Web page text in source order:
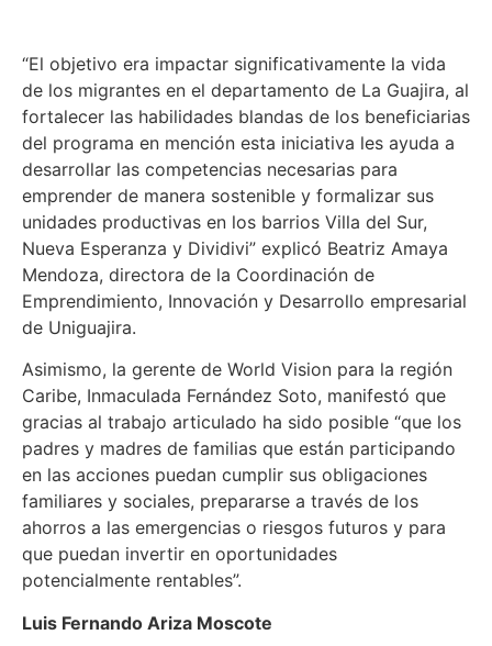
“El objetivo era impactar significativamente la vida
de los migrantes en el departamento de La Guajira, al
fortalecer las habilidades blandas de los beneficiarias
del programa en mención esta iniciativa les ayuda a
desarrollar las competencias necesarias para
emprender de manera sostenible y formalizar sus
unidades productivas en los barrios Villa del Sur,
Nueva Esperanza y Dividivi” explicó Beatriz Amaya
Mendoza, directora de la Coordinación de
Emprendimiento, Innovación y Desarrollo empresarial
de Uniguajira.
Asimismo, la gerente de World Vision para la región
Caribe, Inmaculada Fernández Soto, manifestó que
gracias al trabajo articulado ha sido posible “que los
padres y madres de familias que están participando
en las acciones puedan cumplir sus obligaciones
familiares y sociales, prepararse a través de los
ahorros a las emergencias o riesgos futuros y para
que puedan invertir en oportunidades
potencialmente rentables”.
Luis Fernando Ariza Moscote